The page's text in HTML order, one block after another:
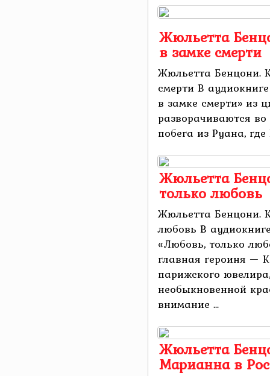
Жюльетта
в замке смерти
Жюльетта Бенцони.
смерти В
в замке смерти» из
разворачиваются
побега из Руана, где
Жюльетта
только любовь
Жюльетта Бенцони.
любовь В
«Любовь, только
главная героиня —
парижского
необыкновенной
внимание ...
Жюльетта
Марианна в